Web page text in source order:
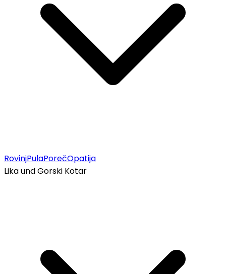
RovinjPulaPorečOpatija
Lika und Gorski Kotar